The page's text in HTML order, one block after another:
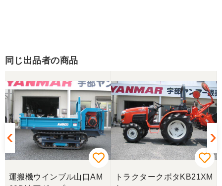
同じ出品者の商品
運搬機ウインブル山口AM
トラクタークボタKB21XM